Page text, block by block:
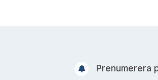
Prenumerera